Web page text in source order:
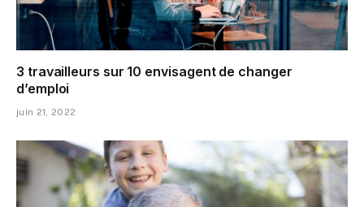
3 travailleurs sur 10 envisagent de changer
d’emploi
juin 21, 2022